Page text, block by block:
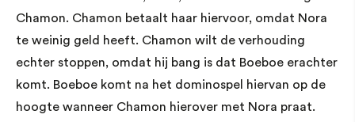
Chamon. Chamon betaalt haar hiervoor, omdat Nora
te weinig geld heeft. Chamon wilt de verhouding
echter stoppen, omdat hij bang is dat Boeboe erachter
komt. Boeboe komt na het dominospel hiervan op de
hoogte wanneer Chamon hierover met Nora praat.